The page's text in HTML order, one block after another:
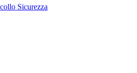
Sicurezza